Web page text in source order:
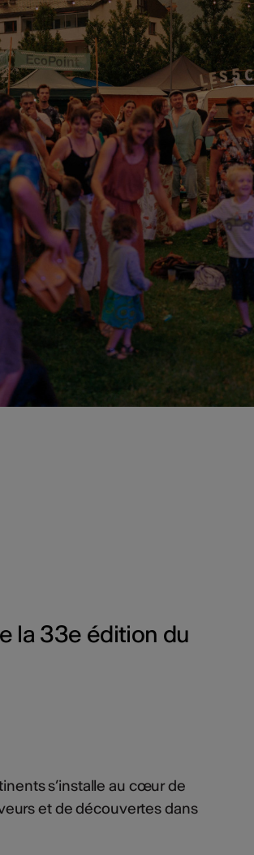
la 33e édition du
s’installe au cœur de
et de découvertes dans